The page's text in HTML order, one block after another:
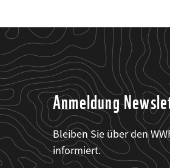
Anmeldung
Bleiben Sie über den
informiert.